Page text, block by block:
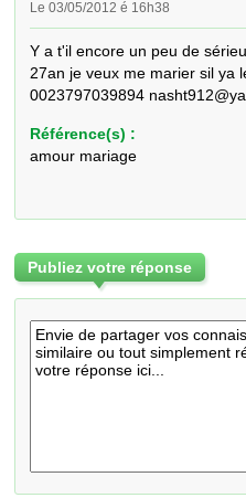
Le 03/05/2012 é 16h38
Y a t'il encore un peu de
27an je veux me marier sil ya
0023797039894
Référence(s) :
amour mariage
Publiez votre réponse